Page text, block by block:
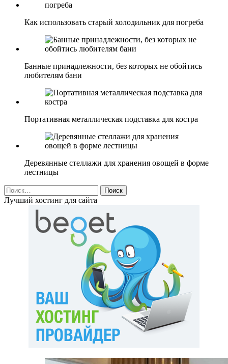
Как использовать старый холодильник для погреба
Банные принадлежности, без которых не обойтись
любителям бани
Портативная металлическая подставка для костра
Деревянные стеллажи для хранения овощей в форме
лестницы
Найти:
Лучший хостинг для сайта